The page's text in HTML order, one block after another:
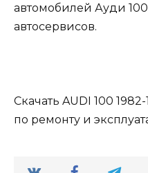
автомобилей Ауди
автосервисов.
Скачать AUDI 100
по ремонту и